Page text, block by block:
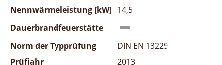
Nennwärmeleistung [kW] 14,5
Dauerbrandfeuerstätte
Norm der Typprüfung
DIN EN 13229
Prüfjahr
2013